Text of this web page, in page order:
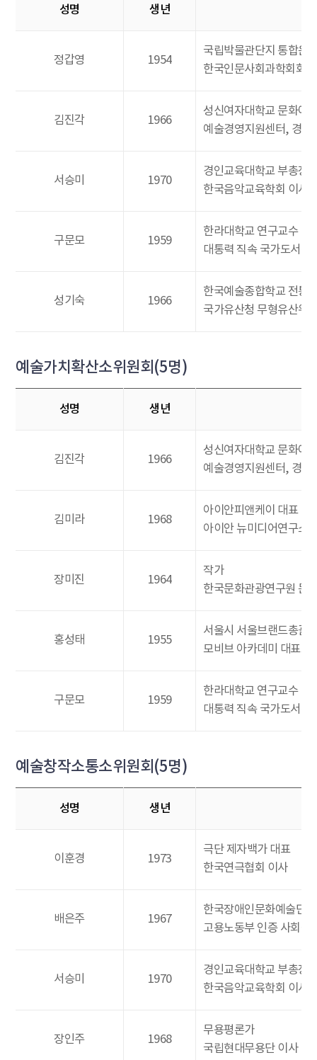
성명 생년
정갑영 1954
국립박물관단지 통합운
한국인문사회과학회회장
김진각 1966
성신여자대학교 문화예
예술경영지원센터, 경기
서승미 1970
경인교육대학교 부총장
한국음악교육학회 이사
구문모 1959
한라대학교 연구교수
대통력 직속 국가도서관
성기숙 1966
한국예술종합학교 전통
국가유산청 무형유산위
예술가치확산소위원회(5명)
성명 생년
김진각 1966
성신여자대학교 문화예
예술경영지원센터, 경기
김미라 1968
아이안피앤케이 대표
아이안 뉴미디어연구소
장미진 1964
작가
한국문화관광연구원 문
홍성태 1955
서울시 서울브랜드총괄
모비브 아카데미 대표교
구문모 1959
한라대학교 연구교수
대통력 직속 국가도서관
예술창작소통소위원회(5명)
성명 생년
이훈경 1973
극단 제자백가 대표
한국연극협회 이사
배은주 1967
한국장애인문화예술단
고용노동부 인증 사회적
서승미 1970
경인교육대학교 부총장
한국음악교육학회 이사
장인주 1968
무용평론가
국립현대무용단 이사